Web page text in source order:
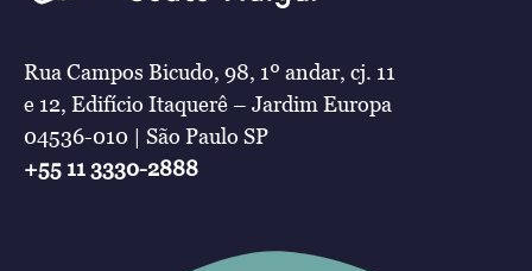
Rua Campos Bicudo, 98, 1º andar, cj. 11
e 12, Edifício Itaquerê – Jardim Europa
04536-010 | São Paulo SP
+55 11 3330-2888